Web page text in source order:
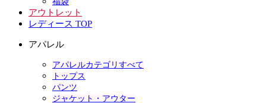
アウトレット
レディース TOP
アパレル
アパレルカテゴリすべて
トップス
パンツ
ジャケット・アウター